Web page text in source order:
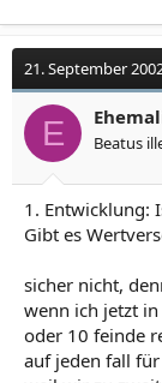
21. September
E Beatus
1. Entwicklung:
Gibt es
sicher nicht,
wenn ich jetzt
oder 10 feinde
auf jeden fall